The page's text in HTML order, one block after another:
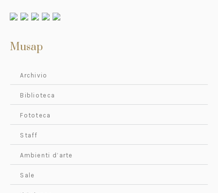
Musap
Archivio
Biblioteca
Fototeca
Staff
Ambienti d’arte
Sale